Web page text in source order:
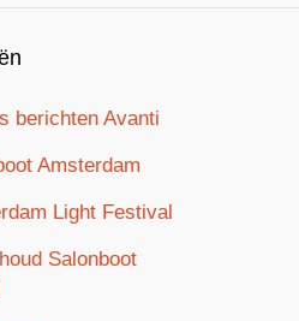
berichten Avanti
Amsterdam
Light Festival
Salonboot